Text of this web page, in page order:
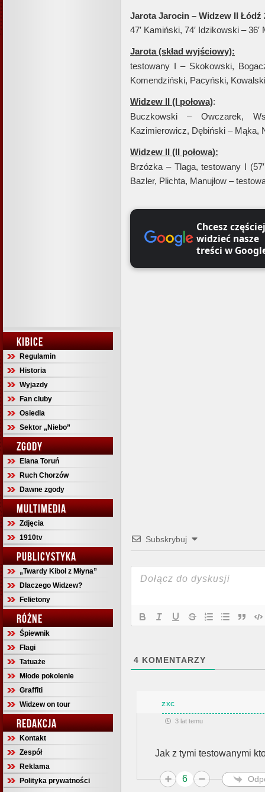
KIBICE
Regulamin
Historia
Wyjazdy
Fan cluby
Osiedla
Sektor „Niebo”
ZGODY
Elana Toruń
Ruch Chorzów
Dawne zgody
MULTIMEDIA
Zdjęcia
1910tv
PUBLICYSTYKA
„Twardy Kibol z Młyna”
Dlaczego Widzew?
Felietony
RÓŻNE
Śpiewnik
Flagi
Tatuaże
Młode pokolenie
Graffiti
Widzew on tour
REDAKCJA
Kontakt
Zespół
Reklama
Polityka prywatności
Jarota Jarocin – Widzew II Łódź
47′ Kamiński, 74′ Idzikowski – 36′
Jarota (skład wyjściowy):
testowany I – Skokowski,
Komendziński, Pacyński,
Widzew II (I połowa):
Buczkowski – Owczarek,
Kazimierowicz, Dębiński – Mąka,
Widzew II (II połowa):
Brzózka – Tlaga, testowany I
Bazler, Plichta, Manujłow –
Chcesz częściej
widzieć nasze
treści w
Subskrybuj
4 KOMENTARZY
zxc
3 lat temu
Jak z tymi testowanymi
6